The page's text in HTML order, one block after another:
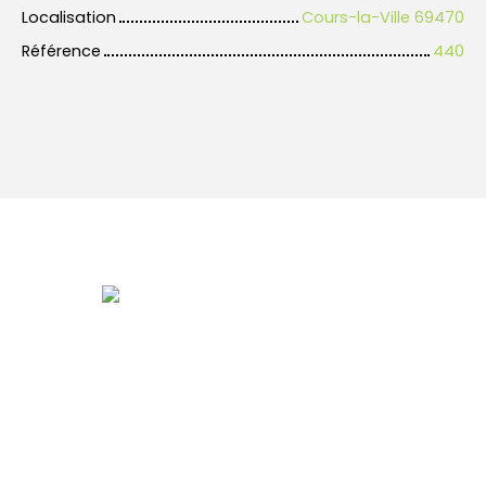
Localisation
Cours-la-Ville 69470
Référence
440